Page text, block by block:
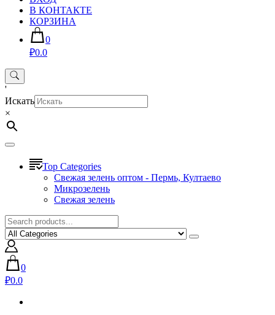
В КОНТАКТЕ
КОРЗИНА
0
₽0.0
'
Искать
×
Top Categories
Свежая зелень оптом - Пермь, Култаево
Микрозелень
Свежая зелень
0
₽0.0